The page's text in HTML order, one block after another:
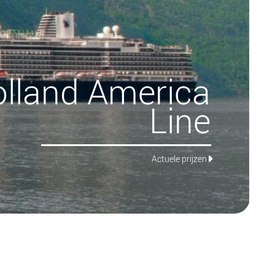
America
Line
Actuele prijzen